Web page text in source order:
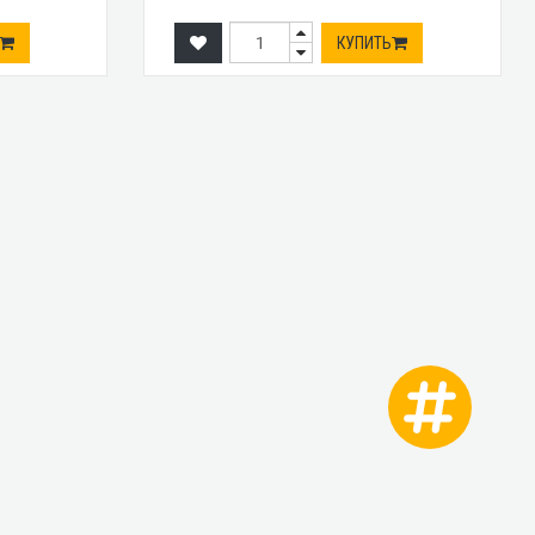
КУПИТЬ